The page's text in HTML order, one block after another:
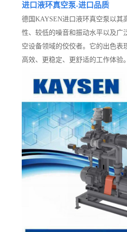
进口液环真空泵-进口品质
德国KAYSEN进口液环真空泵以其
性、较低的噪音和振动水平以及广
空设备领域的佼佼者。它的出色表
高效、更稳定、更舒适的工作体验。